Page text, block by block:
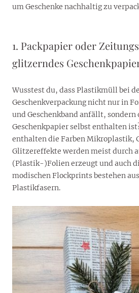
um Geschenke nachhaltig zu
1. Packpapier oder
glitzerndes
Wusstest du, dass Plastikmüll bei
Geschenkverpackung nicht nur in
und Geschenkband anfällt, sondern
Geschenkpapier selbst enthalten
enthalten die Farben Mikroplastik,
Glitzereffekte werden meist durch
(Plastik-)Folien erzeugt und auch
modischen Flockprints bestehen
Plastikfasern.